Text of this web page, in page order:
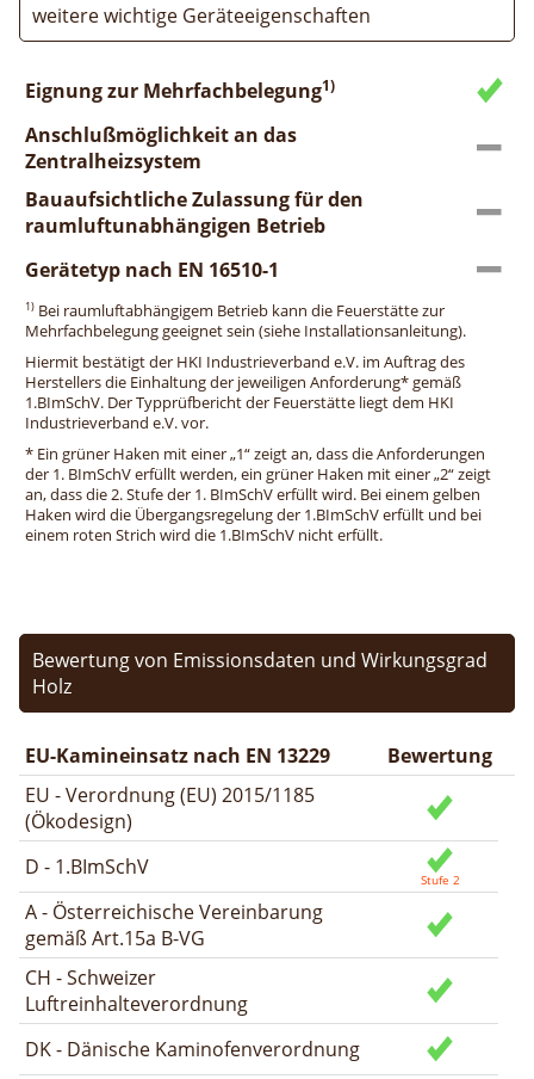
weitere wichtige Geräteeigenschaften
Eignung zur Mehrfachbelegung1)
Anschlußmöglichkeit an das
Zentralheizsystem
Bauaufsichtliche Zulassung für den
raumluftunabhängigen Betrieb
Gerätetyp nach EN 16510-1
1) Bei raumluftabhängigem Betrieb kann die Feuerstätte zur
Mehrfachbelegung geeignet sein (siehe Installationsanleitung).
Hiermit bestätigt der HKI Industrieverband e.V. im Auftrag des
Herstellers die Einhaltung der jeweiligen Anforderung* gemäß
1.BImSchV. Der Typprüfbericht der Feuerstätte liegt dem HKI
Industrieverband e.V. vor.
* Ein grüner Haken mit einer „1“ zeigt an, dass die Anforderungen
der 1. BImSchV erfüllt werden, ein grüner Haken mit einer „2“ zeigt
an, dass die 2. Stufe der 1. BImSchV erfüllt wird. Bei einem gelben
Haken wird die Übergangsregelung der 1.BImSchV erfüllt und bei
einem roten Strich wird die 1.BImSchV nicht erfüllt.
Bewertung von Emissionsdaten und Wirkungsgrad
Holz
EU-Kamineinsatz nach EN 13229
Bewertung
EU - Verordnung (EU) 2015/1185
(Ökodesign)
D - 1.BImSchV
A - Österreichische Vereinbarung
gemäß Art.15a B-VG
CH - Schweizer
Luftreinhalteverordnung
DK - Dänische Kaminofenverordnung